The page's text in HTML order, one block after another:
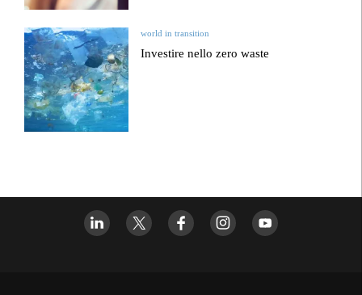
world in transition
Investire nello zero waste